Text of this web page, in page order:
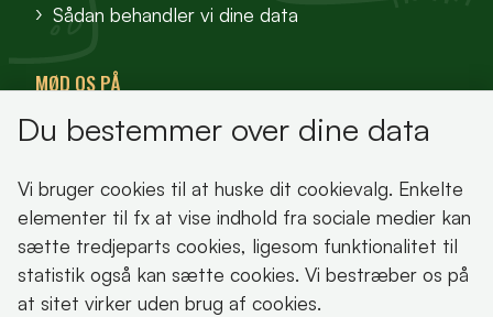
Sådan behandler vi dine data
MØD OS PÅ
VisitFjordlandet
Oplev Lejre
Du bestemmer over dine data
Vi bruger cookies til at huske dit cookievalg. Enkelte
elementer til fx at vise indhold fra sociale medier kan
sætte tredjeparts cookies, ligesom funktionalitet til
statistik også kan sætte cookies. Vi bestræber os på
at sitet virker uden brug af cookies.